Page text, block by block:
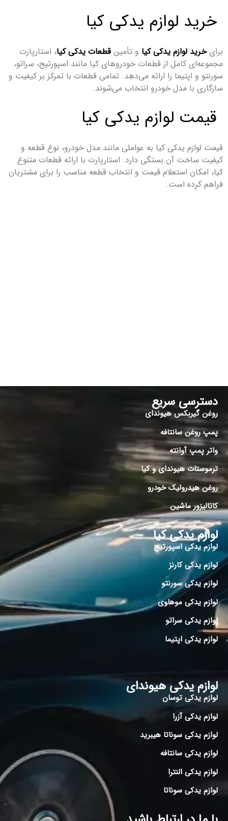
خرید لوازم یدکی کیا
برایخرید لوازم یدکی کیا و تأمین قطعات یدکی کیا، استارپارت
مجموعه‌ای کامل از قطعات خودروهای کیا مانند اسپورتیج، سراتو،
سورنتو و اپتیما را ارائه می‌دهد. تمامی قطعات با تمرکز بر کیفیت و
سازگاری با مدل خودرو انتخاب می‌شوند.
قیمت لوازم یدکی کیا
قیمت لوازم یدکی کیا به عواملی مانند مدل خودرو، نوع قطعه و
کیفیت ساخت آن بستگی دارد. استارپارت با ارائه قطعات متنوع
کیا، امکان استعلام قیمت و انتخاب قطعه مناسب را برای مشتریان
فراهم کرده است.
دسترسی سریع
روغن گیربکس هیوندای
پمپ روغن سانتافه
واتر پمپ آوانته
ترموستات هیوندای و کیا
روغن هیدرولیک خودرو
کاتالیزور ماشین
لوازم یدکی کیا
لوازم یدکی اسپورتیج
لوازم یدکی کارنز
لوازم یدکی سورنتو
لوازم یدکی موهاوی
لوازم یدکی سراتو
لوازم یدکی اپتیما
لوازم یدکی هیوندای
لوازم یدکی توسان
لوازم یدکی آزرا
لوازم یدکی سوناتا هیبرید
لوازم یدکی سانتافه
لوازم یدکی النترا
لوازم یدکی سوناتا